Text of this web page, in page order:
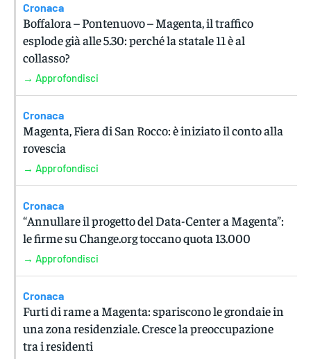
Cronaca
Boffalora – Pontenuovo – Magenta, il traffico
esplode già alle 5.30: perché la statale 11 è al
collasso?
→ Approfondisci
Cronaca
Magenta, Fiera di San Rocco: è iniziato il conto alla
rovescia
→ Approfondisci
Cronaca
“Annullare il progetto del Data-Center a Magenta”:
le firme su Change.org toccano quota 13.000
→ Approfondisci
Cronaca
Furti di rame a Magenta: spariscono le grondaie in
una zona residenziale. Cresce la preoccupazione
tra i residenti